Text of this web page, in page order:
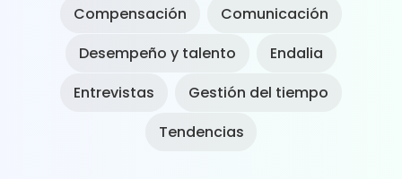
Compensación
Comunicación
Desempeño y talento
Endalia
Entrevistas
Gestión del tiempo
Tendencias